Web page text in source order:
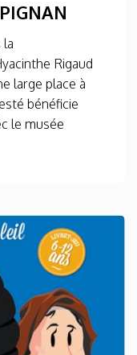
la
Rigaud
large place à
bénéficie
le musée